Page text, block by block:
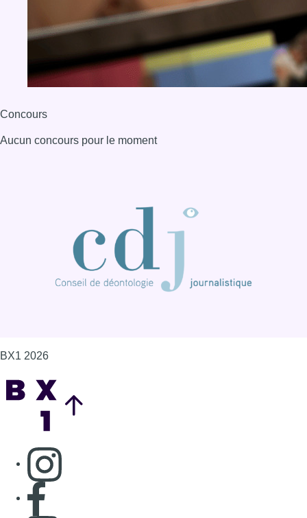
Concours
Aucun concours pour le moment
BX1 2026
Consulter page Instagram
Consulter page Facebook